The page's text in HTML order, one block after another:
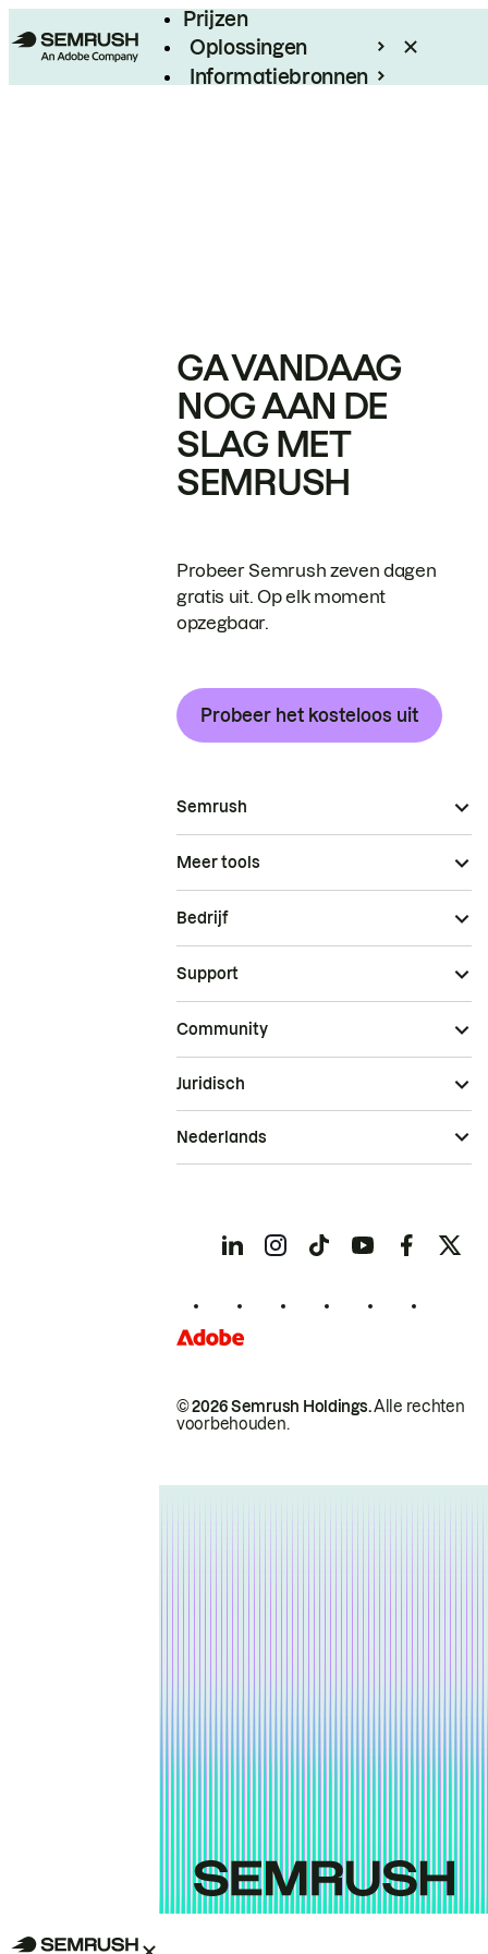
Prijzen
Oplossingen
Informatiebronnen
GA VANDAAG
NOG AAN DE
SLAG MET
SEMRUSH
Probeer Semrush zeven dagen
gratis uit. Op elk moment
opzegbaar.
Probeer het kosteloos uit
Semrush
Meer tools
Bedrijf
Support
Community
© 2026 Semrush Holdings.Alle rechten
voorbehouden.
Juridisch
Nederlands